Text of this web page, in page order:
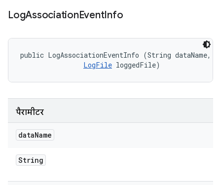
LogAssociationEventInfo
public LogAssociationEventInfo (String dataName,
LogFile loggedFile)
पैरामीटर
dataName
String